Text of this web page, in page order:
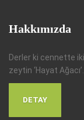
Hakkımızda
Derler ki cennette iki
zeytin ‘Hayat
DETAY